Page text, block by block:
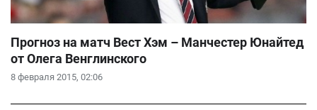
8 февраля 2015, 02:06
Прогноз на матч Вест Хэм – Манчестер Юнайтед
от Олега Венглинского